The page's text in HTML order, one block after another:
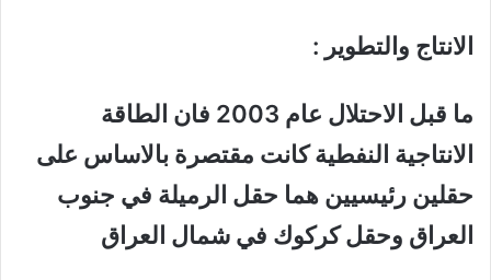
الانتاج والتطوير :
ما قبل الاحتلال عام 2003 فان الطاقة
الانتاجية النفطية كانت مقتصرة بالاساس على
حقلين رئيسيين هما حقل الرميلة في جنوب
العراق وحقل كركوك في شمال العراق